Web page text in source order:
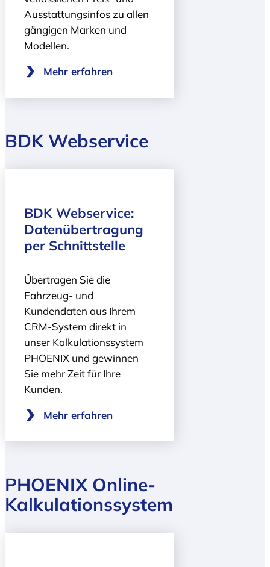
Ausstattungsinfos zu allen
gängigen Marken und
Modellen.
Mehr erfahren
BDK Webservice
BDK Webservice:
Daten­übertragung
per Schnittstelle
Übertragen Sie die
Fahrzeug- und
Kundendaten aus Ihrem
CRM-System direkt in
unser Kalkulationssystem
PHOENIX und gewinnen
Sie mehr Zeit für Ihre
Kunden.
Mehr erfahren
PHOENIX Online-
Kalkulationssystem